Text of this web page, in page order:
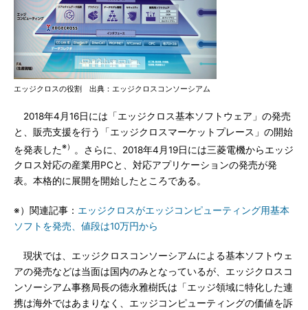
エッジクロスの役割 出典：エッジクロスコンソーシアム
2018年4月16日には「エッジクロス基本ソフトウェア」の発売
と、販売支援を行う「エッジクロスマーケットプレース」の開始
を発表した※）
。さらに、2018年4月19日には三菱電機からエッジ
クロス対応の産業用PCと、対応アプリケーションの発売が発
表。本格的に展開を開始したところである。
※）関連記事： エッジクロスがエッジコンピューティング用基本
ソフトを発売、値段は10万円から
現状では、エッジクロスコンソーシアムによる基本ソフトウェ
アの発売などは当面は国内のみとなっているが、エッジクロスコ
ンソーシアム事務局長の徳永雅樹氏は「エッジ領域に特化した連
携は海外ではあまりなく、エッジコンピューティングの価値を訴